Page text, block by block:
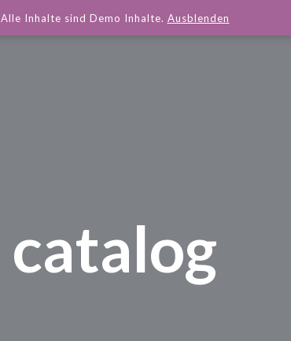
catalog
Alle Inhalte sind Demo Inhalte. Ausblenden